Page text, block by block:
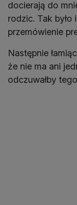
docierają do
rodzic. Tak było
przemówienie
Następnie
że nie ma ani
odczuwałby